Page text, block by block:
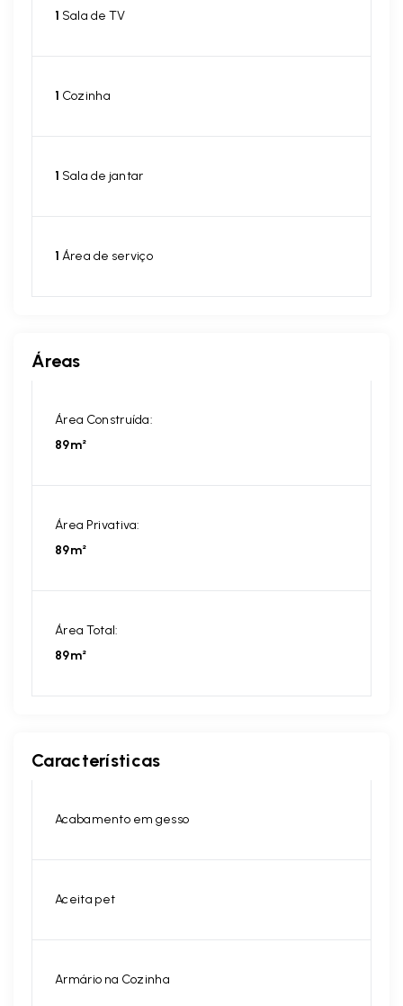
1 Sala de TV
1 Cozinha
1 Sala de jantar
1 Área de serviço
Áreas
Área Construída:
89m²
Área Privativa:
89m²
Área Total:
89m²
Características
Acabamento em gesso
Aceita pet
Armário na Cozinha